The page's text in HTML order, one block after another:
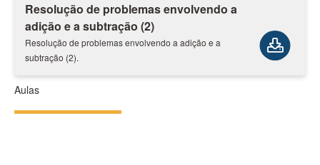
Resolução de problemas envolvendo a
adição e a subtração (2)
Resolução de problemas envolvendo a adição e a
subtração (2).
Aulas